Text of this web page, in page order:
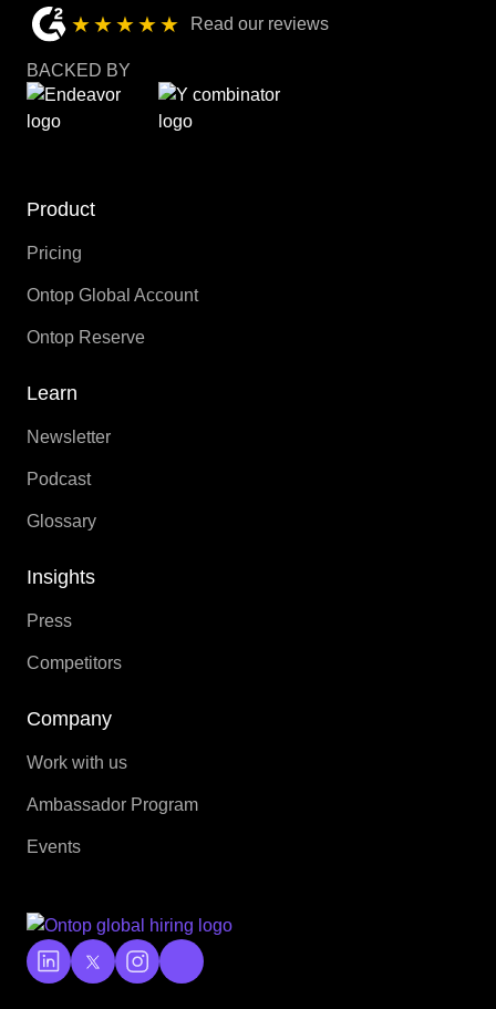
★★★★★ Read our reviews
BACKED BY
Product
Pricing
Ontop Global Account
Ontop Reserve
Learn
Newsletter
Podcast
Glossary
Insights
Press
Competitors
Company
Work with us
Ambassador Program
Events